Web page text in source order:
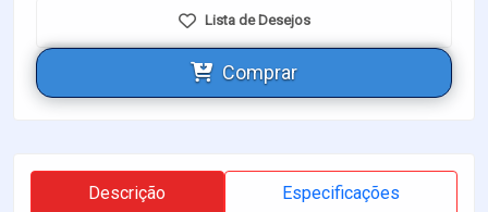
Lista de Desejos
Comprar
Descrição Especificações